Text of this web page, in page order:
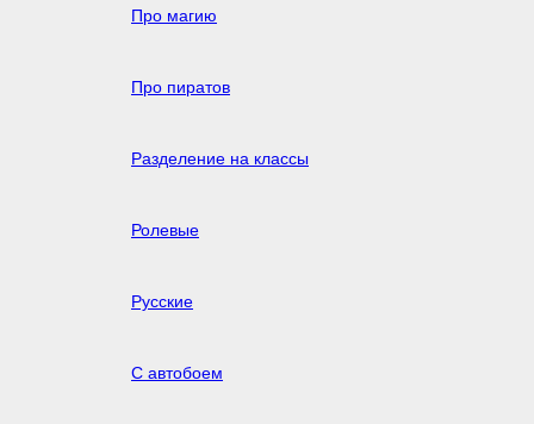
Про магию
Про пиратов
Разделение на классы
Ролевые
Русские
С автобоем